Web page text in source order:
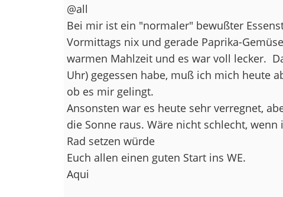
@all
Bei mir ist ein "normaler" bewußter
Vormittags nix und gerade Paprika-
warmen Mahlzeit und es war voll lecker.
Uhr) gegessen habe, muß ich mich heute
ob es mir gelingt.
Ansonsten war es heute sehr verregnet,
die Sonne raus. Wäre nicht schlecht,
Rad setzen würde
Euch allen einen guten Start ins WE.
Aqui